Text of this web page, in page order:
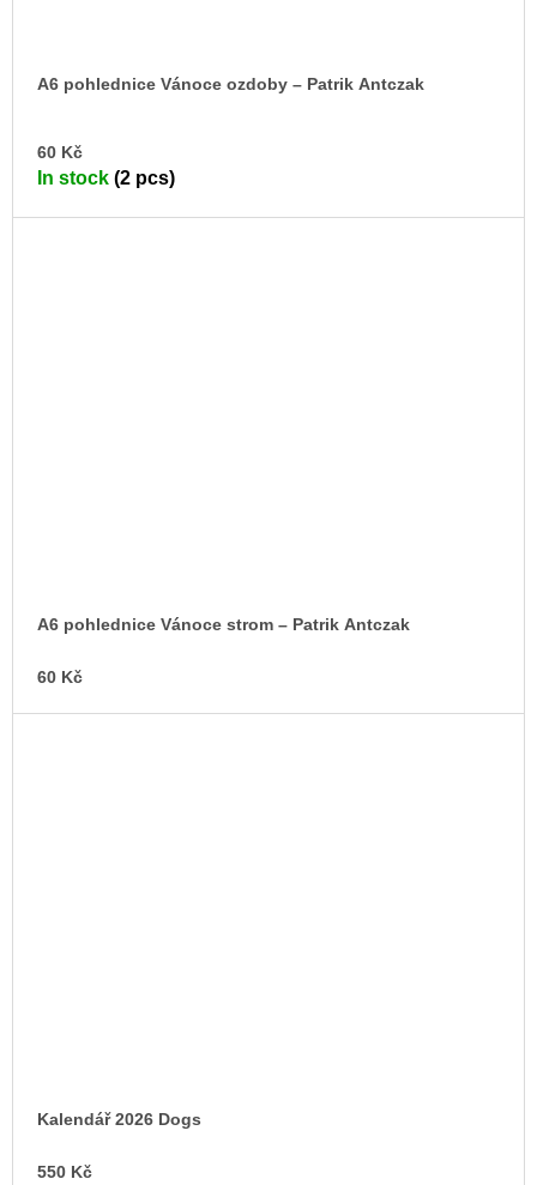
A6 pohlednice Vánoce ozdoby – Patrik Antczak
60 Kč
In stock (2 pcs)
A6 pohlednice Vánoce strom – Patrik Antczak
60 Kč
Kalendář 2026 Dogs
550 Kč